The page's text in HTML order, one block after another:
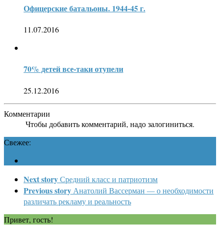
Офицерские батальоны. 1944-45 г.
11.07.2016
70% детей все-таки отупели
25.12.2016
Комментарии
Чтобы добавить комментарий, надо залогиниться.
Свежее:
Next storyСредний класс и патриотизм
Previous story Анатолий Вассерман — о необходимости
различать рекламу и реальность
Привет, гость!